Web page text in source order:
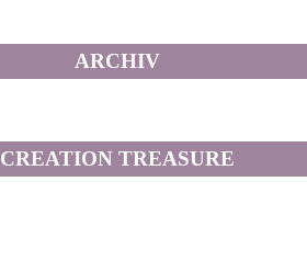
ARCHIV
CREATION TREASURE